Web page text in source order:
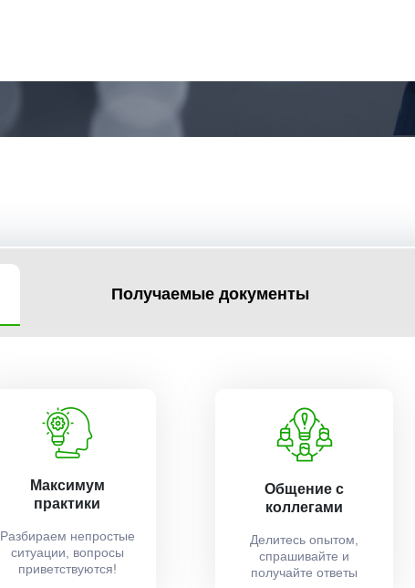
Получаемые документы
Максимум
практики
Разбираем непростые
ситуации, вопросы
приветствуются!
Общение с
коллегами
Делитесь опытом,
спрашивайте и
получайте ответы